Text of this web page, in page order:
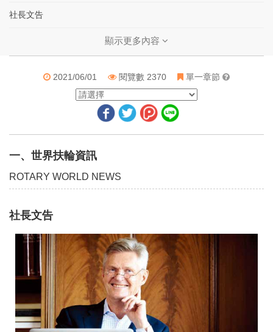
社長文告
扶輪基金保管委員會主委文告
世界各地的扶輪計畫
台灣扶輪的全國性組織──社團法人中華民國扶輪米山會
「領導、服務、友誼」3461地區扶少團地區年會
3462地區第四屆地區年會後記
顯示更多內容
2021/06/01 閱覽數 2370 單一章節
一、世界扶輪資訊
ROTARY WORLD NEWS
社長文告